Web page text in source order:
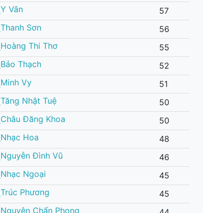
Y Vân
57
Thanh Sơn
56
Hoàng Thi Thơ
55
Bảo Thạch
52
Minh Vy
51
Tăng Nhật Tuệ
50
Châu Đăng Khoa
50
Nhạc Hoa
48
Nguyễn Đình Vũ
46
Nhạc Ngoại
45
Trúc Phương
45
Nguyên Chấn Phong